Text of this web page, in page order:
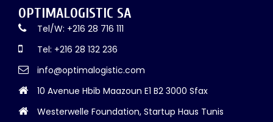
OPTIMALOGISTIC SA
Tel/W: +216 28 716 111
Tel: +216 28 132 236
info@optimalogistic.com
10 Avenue Hbib Maazoun E1 B2 3000 Sfax
Westerwelle Foundation, Startup Haus Tunis